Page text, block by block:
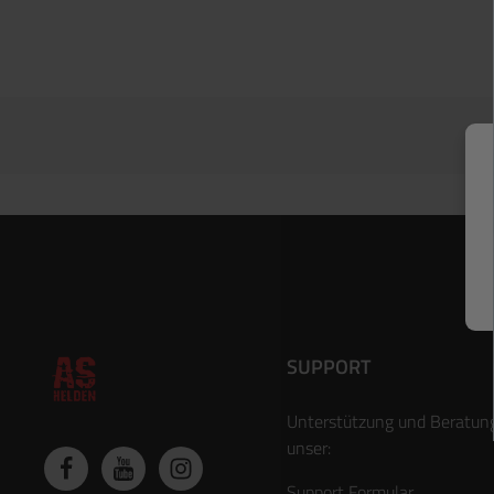
SUPPORT
Unterstützung und Beratung
unser: